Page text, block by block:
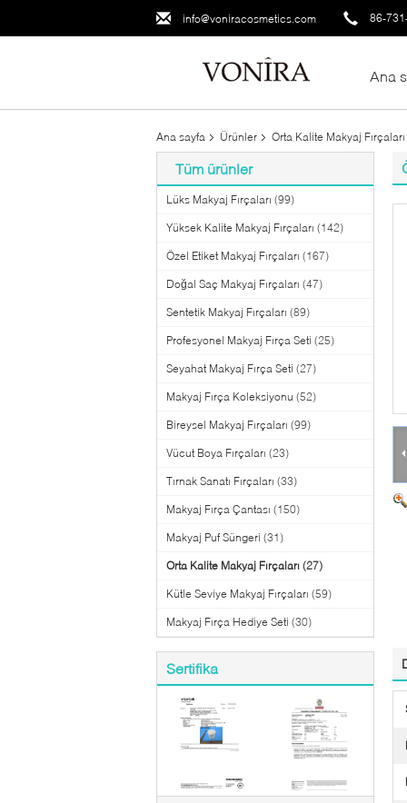
info@voniracosmetics.com 86-
Ana
Ana sayfa Ürünler Orta Kalite Makyaj Fırçaları
Tüm ürünler
Lüks Makyaj Fırçaları (99)
Yüksek Kalite Makyaj Fırçaları (142)
Özel Etiket Makyaj Fırçaları (167)
Doğal Saç Makyaj Fırçaları (47)
Sentetik Makyaj Fırçaları (89)
Profesyonel Makyaj Fırça Seti (25)
Seyahat Makyaj Fırça Seti (27)
Makyaj Fırça Koleksiyonu (52)
Bireysel Makyaj Fırçaları (99)
Vücut Boya Fırçaları (23)
Tırnak Sanatı Fırçaları (33)
Makyaj Fırça Çantası (150)
Makyaj Puf Süngeri (31)
Orta Kalite Makyaj Fırçaları (27)
Kütle Seviye Makyaj Fırçaları (59)
Makyaj Fırça Hediye Seti (30)
Sertifika